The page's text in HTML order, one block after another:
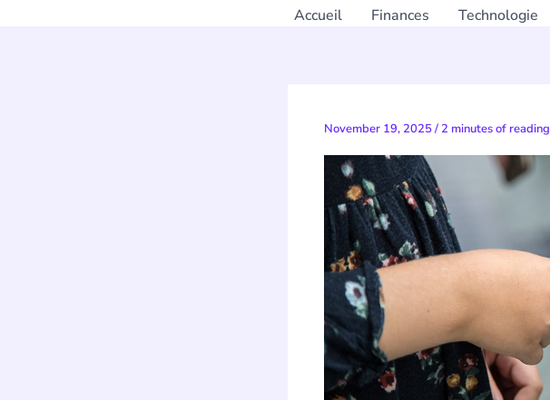
Accueil Finances Technologie
November 19, 2025/ 2 minutes of reading